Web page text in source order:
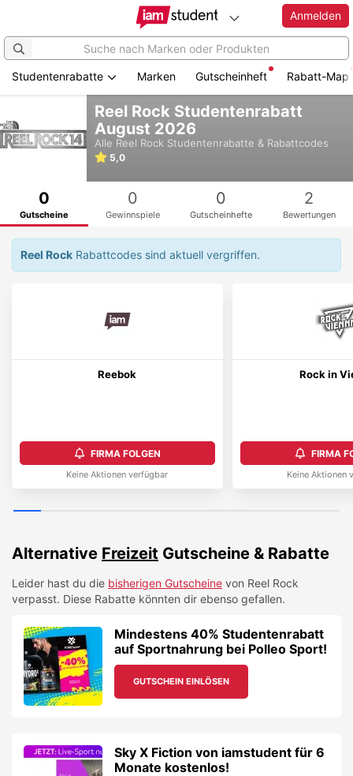
springen
Anmelden
Studentenrabatte Marken Gutscheinheft Rabatt-Map
Reel Rock Studentenrabatt
August 2026
Alle Reel Rock Studentenrabatte & Rabattcodes
5,0
0
Gutscheine
0
Gewinnspiele
0
Gutscheinhefte
2
Bewertungen
Reel Rock Rabattcodes sind aktuell vergriffen.
Reebok
FIRMA FOLGEN
Keine Aktionen verfügbar
Rock in
FIRMA
Keine Aktionen
Alternative Freizeit Gutscheine & Rabatte
Leider hast du die bisherigen Gutscheine von Reel Rock
verpasst. Diese Rabatte könnten dir ebenso gefallen.
Mindestens 40% Studentenrabatt
auf Sportnahrung bei Polleo Sport!
GUTSCHEIN EINLÖSEN
Sky X Fiction von iamstudent für 6
Monate kostenlos!